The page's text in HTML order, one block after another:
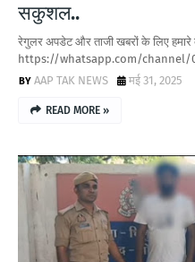
सकुशल..
रेगुलर अपडेट और ताजी खबरों के लिए
https://whatsapp.com/channel/
AAP TAK NEWS
मई 31, 2025
READ MORE »